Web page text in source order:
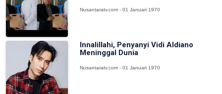
Nusantaratv.com - 01 Januari 1970
Innalillahi, Penyanyi Vidi Aldiano
Meninggal Dunia
Nusantaratv.com - 01 Januari 1970